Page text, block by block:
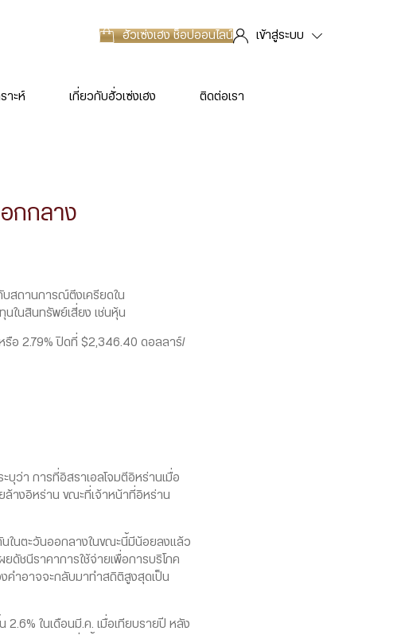
ฮั่วเซ่งเฮงช็อปออนไลน์ เข้าสู่ระบบ
าะห์ เกี่ยวกับฮั่วเซ่งเฮง ติดต่อเรา
กกลาง
สถานการณ์ตึงเครียดใน
ในสินทรัพย์เสี่ยง เช่นหุ้น
รือ 2.79% ปิดที่ $2,346.40 ดอลลาร์/
ว่า การที่อิสราเอลโจมตีอิหร่านเมื่อ
ล้างอิหร่าน ขณะที่เจ้าหน้าที่อิหร่าน
ในตะวันออกลางในขณะนี้มีน้อยลงแล้ว
ดัชนีราคาการใช้จ่ายเพื่อการบริโภค
งคำอาจจะกลับมาทำสถิติสูงสุดเป็น
ในเดือนมี.ค. เมื่อเทียบรายปี หลัง